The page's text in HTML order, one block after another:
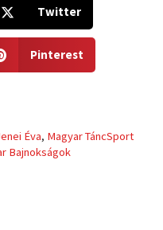
h
a
Twitter
Pinterest
Éva, Magyar TáncSport
Bajnokságok